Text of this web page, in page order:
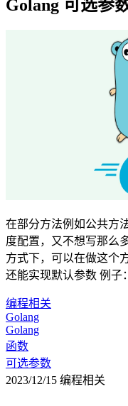
Golang 可选参
在部分方法例如公共方
度配置，又不想写那么
方式下，可以在做这个
还能实现默认参数 例子：
编程相关
Golang
Golang
函数
可选参数
2023/12/15 编程相关